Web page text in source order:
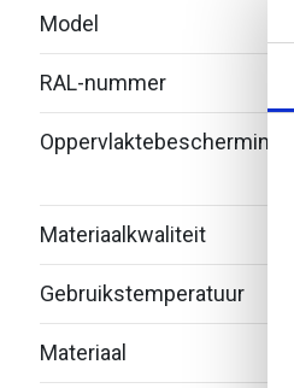
Model
RAL-nummer
Oppervlaktebescherming
Materiaalkwaliteit
Gebruikstemperatuur
Materiaal